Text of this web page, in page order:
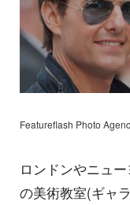
Featureflash Photo
ロンドンやニュ
の美術教室(ギャ